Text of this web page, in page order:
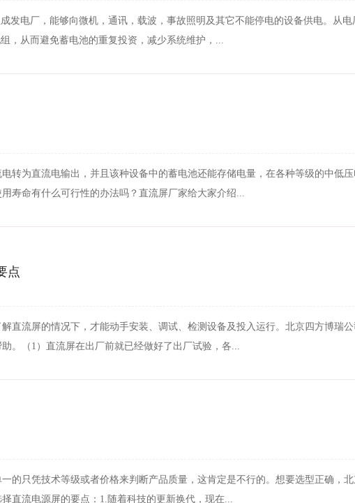
发电厂，能够向微机，通讯，载波，事故照明及其它不能停电的设备供电。从
，从而避免蓄电池的重复投资，减少系统维护，...
转为直流电输出，并且该种设备中的蓄电池还能存储电量，在各种等级的中低
寿命有什么可行性的办法吗？直流屏厂家给大家介绍...
点
直流屏的情况下，才能动手安装、调试、检测设备及投入运行。北京四方博瑞
。（1）直流屏在出厂前就已经做好了出厂试验，各...
的只凭技术等级或者价格来判断产品质量，这肯定是不行的。想要选型正确，
直流电源屏的要点：1.随着科技的更新换代，现在...